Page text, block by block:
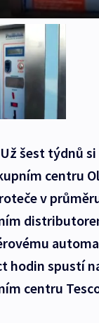
šest týdnů
centru
v
hodin spustí
centru